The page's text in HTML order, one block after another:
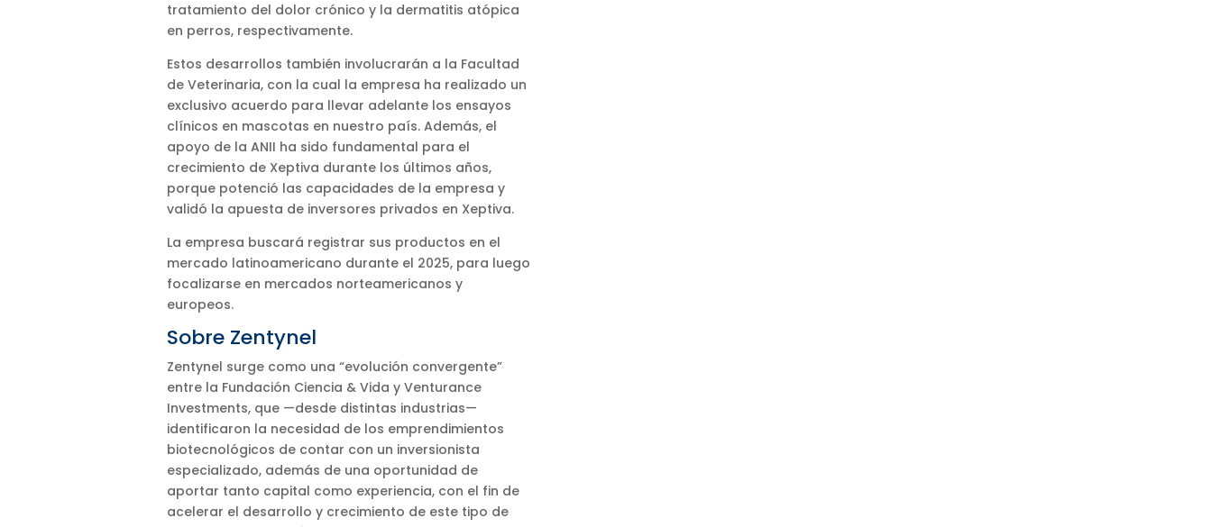
tratamiento del dolor crónico y la dermatitis atópica
en perros, respectivamente.
Estos desarrollos también involucrarán a la Facultad
de Veterinaria, con la cual la empresa ha realizado un
exclusivo acuerdo para llevar adelante los ensayos
clínicos en mascotas en nuestro país. Además, el
apoyo de la ANII ha sido fundamental para el
crecimiento de Xeptiva durante los últimos años,
porque potenció las capacidades de la empresa y
validó la apuesta de inversores privados en Xeptiva.
La empresa buscará registrar sus productos en el
mercado latinoamericano durante el 2025, para luego
focalizarse en mercados norteamericanos y
europeos.
Sobre Zentynel
Zentynel surge como una “evolución convergente”
entre la Fundación Ciencia & Vida y Venturance
Investments, que —desde distintas industrias—
identificaron la necesidad de los emprendimientos
biotecnológicos de contar con un inversionista
especializado, además de una oportunidad de
aportar tanto capital como experiencia, con el fin de
acelerar el desarrollo y crecimiento de este tipo de